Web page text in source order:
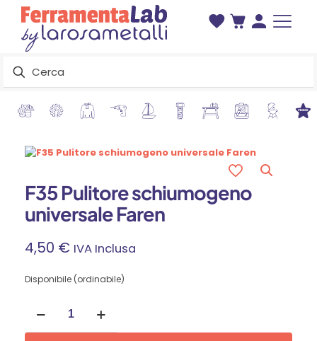
F35 Pulitore schiumogeno
universale Faren
4,50 € IVA Inclusa
Disponibile (ordinabile)
Pulitore
schiumogeno